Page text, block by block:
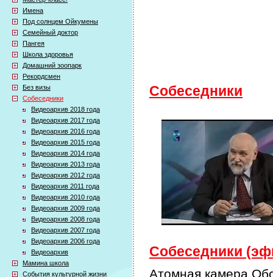
Имена
Под солнцем Ойкумены
Семейный доктор
Пангея
Школа здоровья
Домашний зоопарк
Рекордсмен
Без визы
Собеседники
Видеоархив 2018 года
Видеоархив 2017 года
Видеоархив 2016 года
Видеоархив 2015 года
Видеоархив 2014 года
Видеоархив 2013 года
Видеоархив 2012 года
Видеоархив 2011 года
Видеоархив 2010 года
Видеоархив 2009 года
Видеоархив 2008 года
Видеоархив 2007 года
Видеоархив 2006 года
Видеоархив
Мамина школа
События культурной жизни
Собеседники
Собеседники
Атомная камера